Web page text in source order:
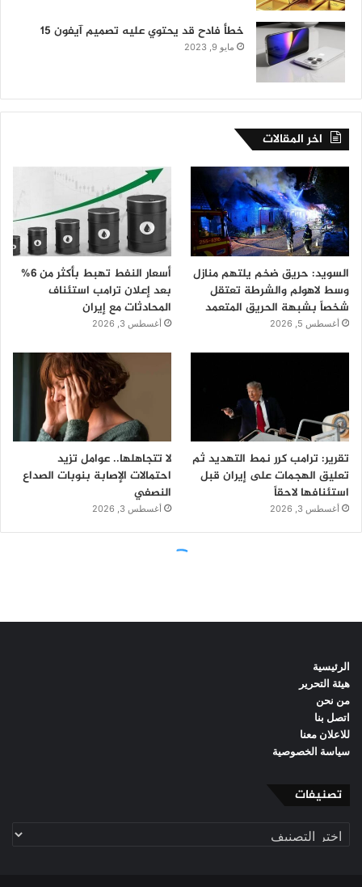
الرئيسية
هيئة التحرير
من نحن
اتصل بنا
للاعلان معنا
سياسة الخصوصية
تصنيفات
تصنيفات